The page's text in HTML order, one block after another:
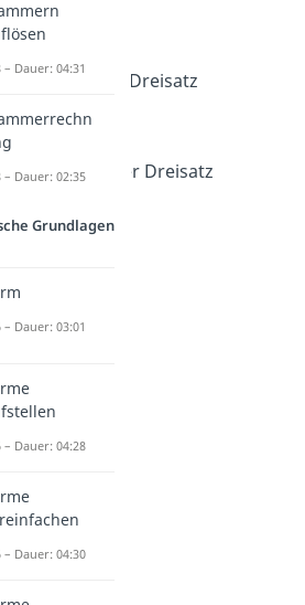
03:52
Dreisatz
Aufgaben
04:21
Dreisatz
– Dauer: 04:31
– Dauer: 02:35
Grundlagen
– Dauer: 03:01
– Dauer: 04:28
– Dauer: 04:30